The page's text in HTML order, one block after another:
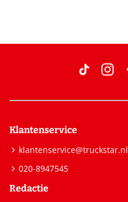
Klantenservice
klantenservice@truckstar.nl
020-8947545
Redactie